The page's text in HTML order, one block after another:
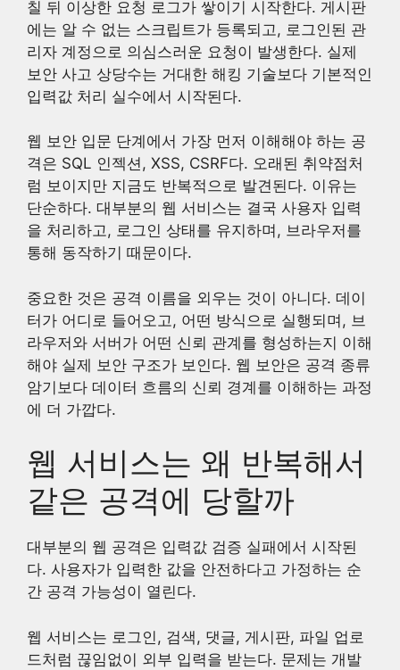
칠 뒤 이상한 요청 로그가 쌓이기 시작한다. 게시판
에는 알 수 없는 스크립트가 등록되고, 로그인된 관
리자 계정으로 의심스러운 요청이 발생한다. 실제
보안 사고 상당수는 거대한 해킹 기술보다 기본적인
입력값 처리 실수에서 시작된다.
웹 보안 입문 단계에서 가장 먼저 이해해야 하는 공
격은 SQL 인젝션, XSS, CSRF다. 오래된 취약점처
럼 보이지만 지금도 반복적으로 발견된다. 이유는
단순하다. 대부분의 웹 서비스는 결국 사용자 입력
을 처리하고, 로그인 상태를 유지하며, 브라우저를
통해 동작하기 때문이다.
중요한 것은 공격 이름을 외우는 것이 아니다. 데이
터가 어디로 들어오고, 어떤 방식으로 실행되며, 브
라우저와 서버가 어떤 신뢰 관계를 형성하는지 이해
해야 실제 보안 구조가 보인다. 웹 보안은 공격 종류
암기보다 데이터 흐름의 신뢰 경계를 이해하는 과정
에 더 가깝다.
웹 서비스는 왜 반복해서
같은 공격에 당할까
대부분의 웹 공격은 입력값 검증 실패에서 시작된
다. 사용자가 입력한 값을 안전하다고 가정하는 순
간 공격 가능성이 열린다.
웹 서비스는 로그인, 검색, 댓글, 게시판, 파일 업로
드처럼 끊임없이 외부 입력을 받는다. 문제는 개발